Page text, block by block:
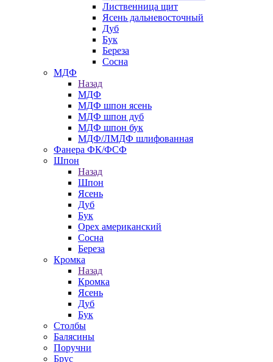
Лиственница щит
Ясень дальневосточный
Дуб
Бук
Береза
Сосна
МДФ
Назад
МДФ
МДФ шпон ясень
МДФ шпон дуб
МДФ шпон бук
МДФ/ЛМДФ шлифованная
Фанера ФК/ФСФ
Шпон
Назад
Шпон
Ясень
Дуб
Бук
Орех американский
Сосна
Береза
Кромка
Назад
Кромка
Ясень
Дуб
Бук
Столбы
Балясины
Поручни
Брус